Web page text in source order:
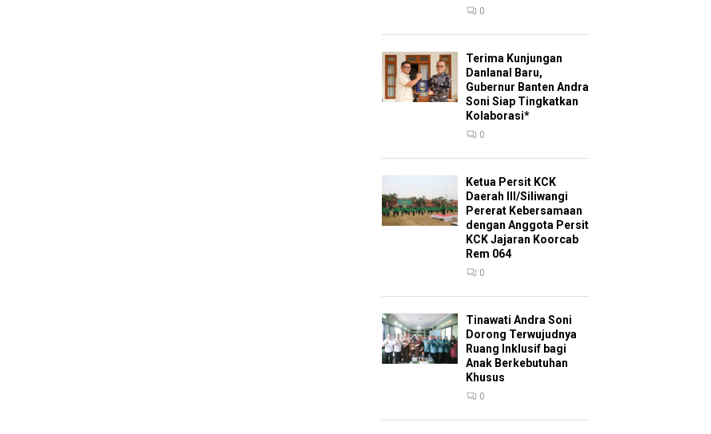
0
Terima Kunjungan
Danlanal Baru,
Gubernur Banten Andra
Soni Siap Tingkatkan
Kolaborasi*
0
Ketua Persit KCK
Daerah III/Siliwangi
Pererat Kebersamaan
dengan Anggota Persit
KCK Jajaran Koorcab
Rem 064
0
Tinawati Andra Soni
Dorong Terwujudnya
Ruang Inklusif bagi
Anak Berkebutuhan
Khusus
0